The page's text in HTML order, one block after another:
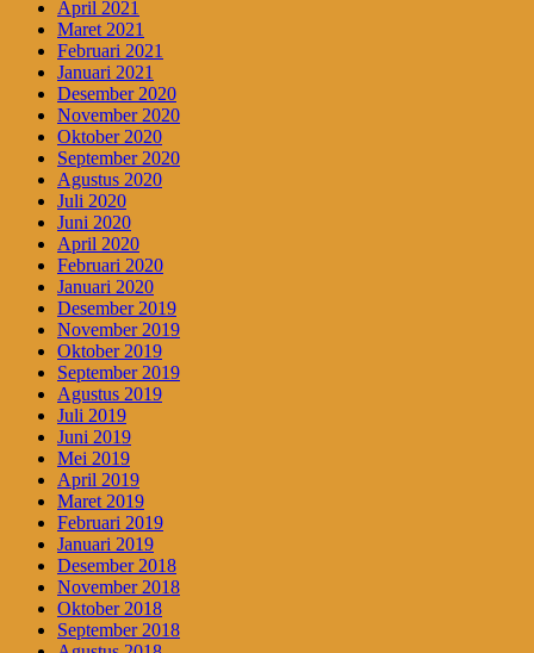
April 2021
Maret 2021
Februari 2021
Januari 2021
Desember 2020
November 2020
Oktober 2020
September 2020
Agustus 2020
Juli 2020
Juni 2020
April 2020
Februari 2020
Januari 2020
Desember 2019
November 2019
Oktober 2019
September 2019
Agustus 2019
Juli 2019
Juni 2019
Mei 2019
April 2019
Maret 2019
Februari 2019
Januari 2019
Desember 2018
November 2018
Oktober 2018
September 2018